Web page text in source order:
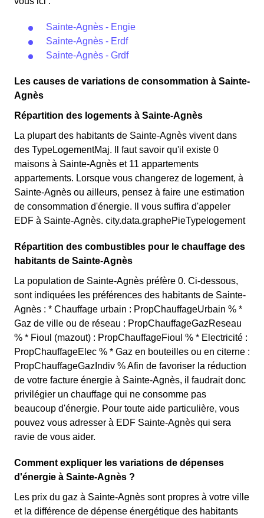
Sainte-Agnès - Engie
Sainte-Agnès - Erdf
Sainte-Agnès - Grdf
Les causes de variations de consommation à Sainte-
Agnès
Répartition des logements à Sainte-Agnès
La plupart des habitants de Sainte-Agnès vivent dans
des TypeLogementMaj. Il faut savoir qu'il existe 0
maisons à Sainte-Agnès et 11 appartements
appartements. Lorsque vous changerez de logement, à
Sainte-Agnès ou ailleurs, pensez à faire une estimation
de consommation d'énergie. Il vous suffira d'appeler
EDF à Sainte-Agnès. city.data.graphePieTypelogement
Répartition des combustibles pour le chauffage des
habitants de Sainte-Agnès
La population de Sainte-Agnès préfère 0. Ci-dessous,
sont indiquées les préférences des habitants de Sainte-
Agnès : * Chauffage urbain : PropChauffageUrbain % *
Gaz de ville ou de réseau : PropChauffageGazReseau
% * Fioul (mazout) : PropChauffageFioul % * Electricité :
PropChauffageElec % * Gaz en bouteilles ou en citerne :
PropChauffageGazIndiv % Afin de favoriser la réduction
de votre facture énergie à Sainte-Agnès, il faudrait donc
privilégier un chauffage qui ne consomme pas
beaucoup d'énergie. Pour toute aide particulière, vous
pouvez vous adresser à EDF Sainte-Agnès qui sera
ravie de vous aider.
Comment expliquer les variations de dépenses
d'énergie à Sainte-Agnès ?
Les prix du gaz à Sainte-Agnès sont propres à votre ville
et la différence de dépense énergétique des habitants